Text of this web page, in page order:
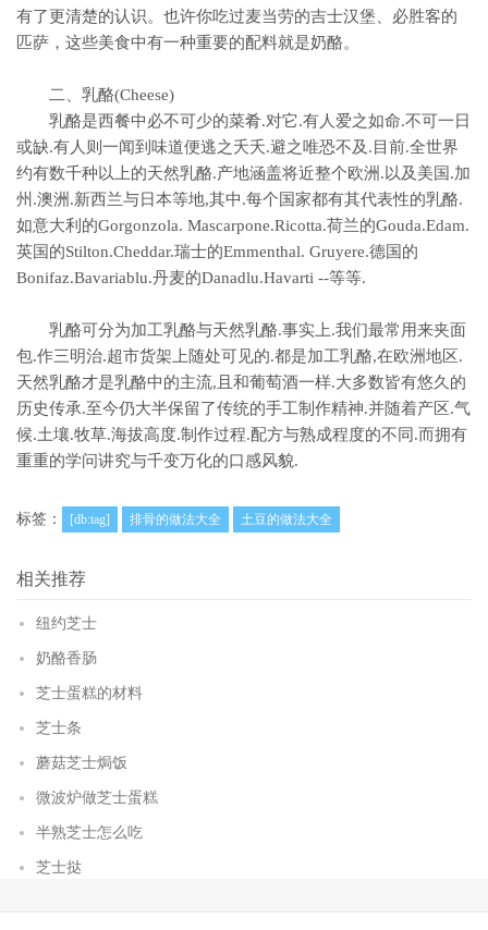
有了更清楚的认识。也许你吃过麦当劳的吉士汉堡、必胜客的
匹萨，这些美食中有一种重要的配料就是奶酪。
二、乳酪(Cheese)
乳酪是西餐中必不可少的菜肴.对它.有人爱之如命.不可一日
或缺.有人则一闻到味道便逃之夭夭.避之唯恐不及.目前.全世界
约有数千种以上的天然乳酪.产地涵盖将近整个欧洲.以及美国.加
州.澳洲.新西兰与日本等地,其中.每个国家都有其代表性的乳酪.
如意大利的Gorgonzola. Mascarpone.Ricotta.荷兰的Gouda.Edam.
英国的Stilton.Cheddar.瑞士的Emmenthal. Gruyere.德国的
Bonifaz.Bavariablu.丹麦的Danadlu.Havarti --等等.
乳酪可分为加工乳酪与天然乳酪.事实上.我们最常用来夹面
包.作三明治.超市货架上随处可见的.都是加工乳酪,在欧洲地区.
天然乳酪才是乳酪中的主流,且和葡萄酒一样.大多数皆有悠久的
历史传承.至今仍大半保留了传统的手工制作精神.并随着产区.气
候.土壤.牧草.海拔高度.制作过程.配方与熟成程度的不同.而拥有
重重的学问讲究与千变万化的口感风貌.
标签： [db:tag] 排骨的做法大全 土豆的做法大全
相关推荐
纽约芝士
奶酪香肠
芝士蛋糕的材料
芝士条
蘑菇芝士焗饭
微波炉做芝士蛋糕
半熟芝士怎么吃
芝士挞